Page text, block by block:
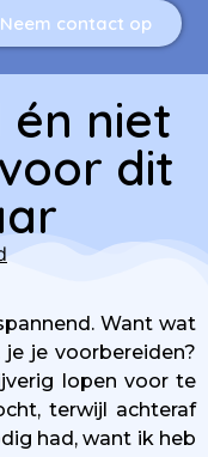
Neem contact op
én niet
dit
Want wat
je voorbereiden?
lopen voor te
terwijl achteraf
had, want ik heb